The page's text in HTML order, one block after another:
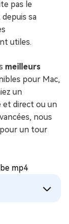
pas le
sa
utiles.
meilleurs
pour Mac,
un
et direct ou un
nous
un tour